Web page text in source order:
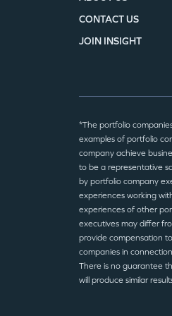
CONTACT US
JOIN INSIGHT
*The portfolio
examples of portfolio
company achieve
to be a representative
by portfolio company
experiences working
experiences of other
executives may differ
provide compensation
companies in
There is no guarantee
will produce similar